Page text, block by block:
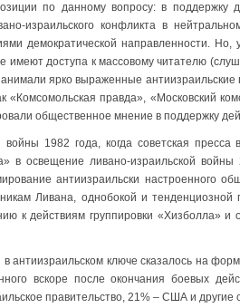
по данному вопросу: в поддержку
израильского конфликта в
демократической направленности.
имеют доступа к массовому читателю
ярко выраженные антиизраильские
«Комсомольская правда», «Московский
общественное мнение в поддержку
1982 года, когда советская пресса
в освещение ливано-израильской войны
антиизраильски настроенного
Ливана, однобокой и
к действиям группировки «Хизболла»
ключе сказалось на
вскоре после окончания боевых
правительство, 21% – США и